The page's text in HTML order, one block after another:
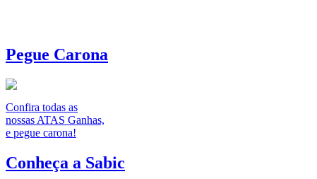
Pegue Carona
Confira todas as
nossas ATAS Ganhas,
e pegue carona!
Conheça a Sabic